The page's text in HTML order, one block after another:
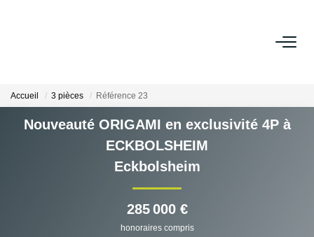
ACHETER
LOUER
Pourquoi Nous Choisir ?
Accueil 3 pièces Référence 23
Nouveauté ORIGAMI en exclusivité 4P à
ECKBOLSHEIM
Eckbolsheim
285 000 €
honoraires compris